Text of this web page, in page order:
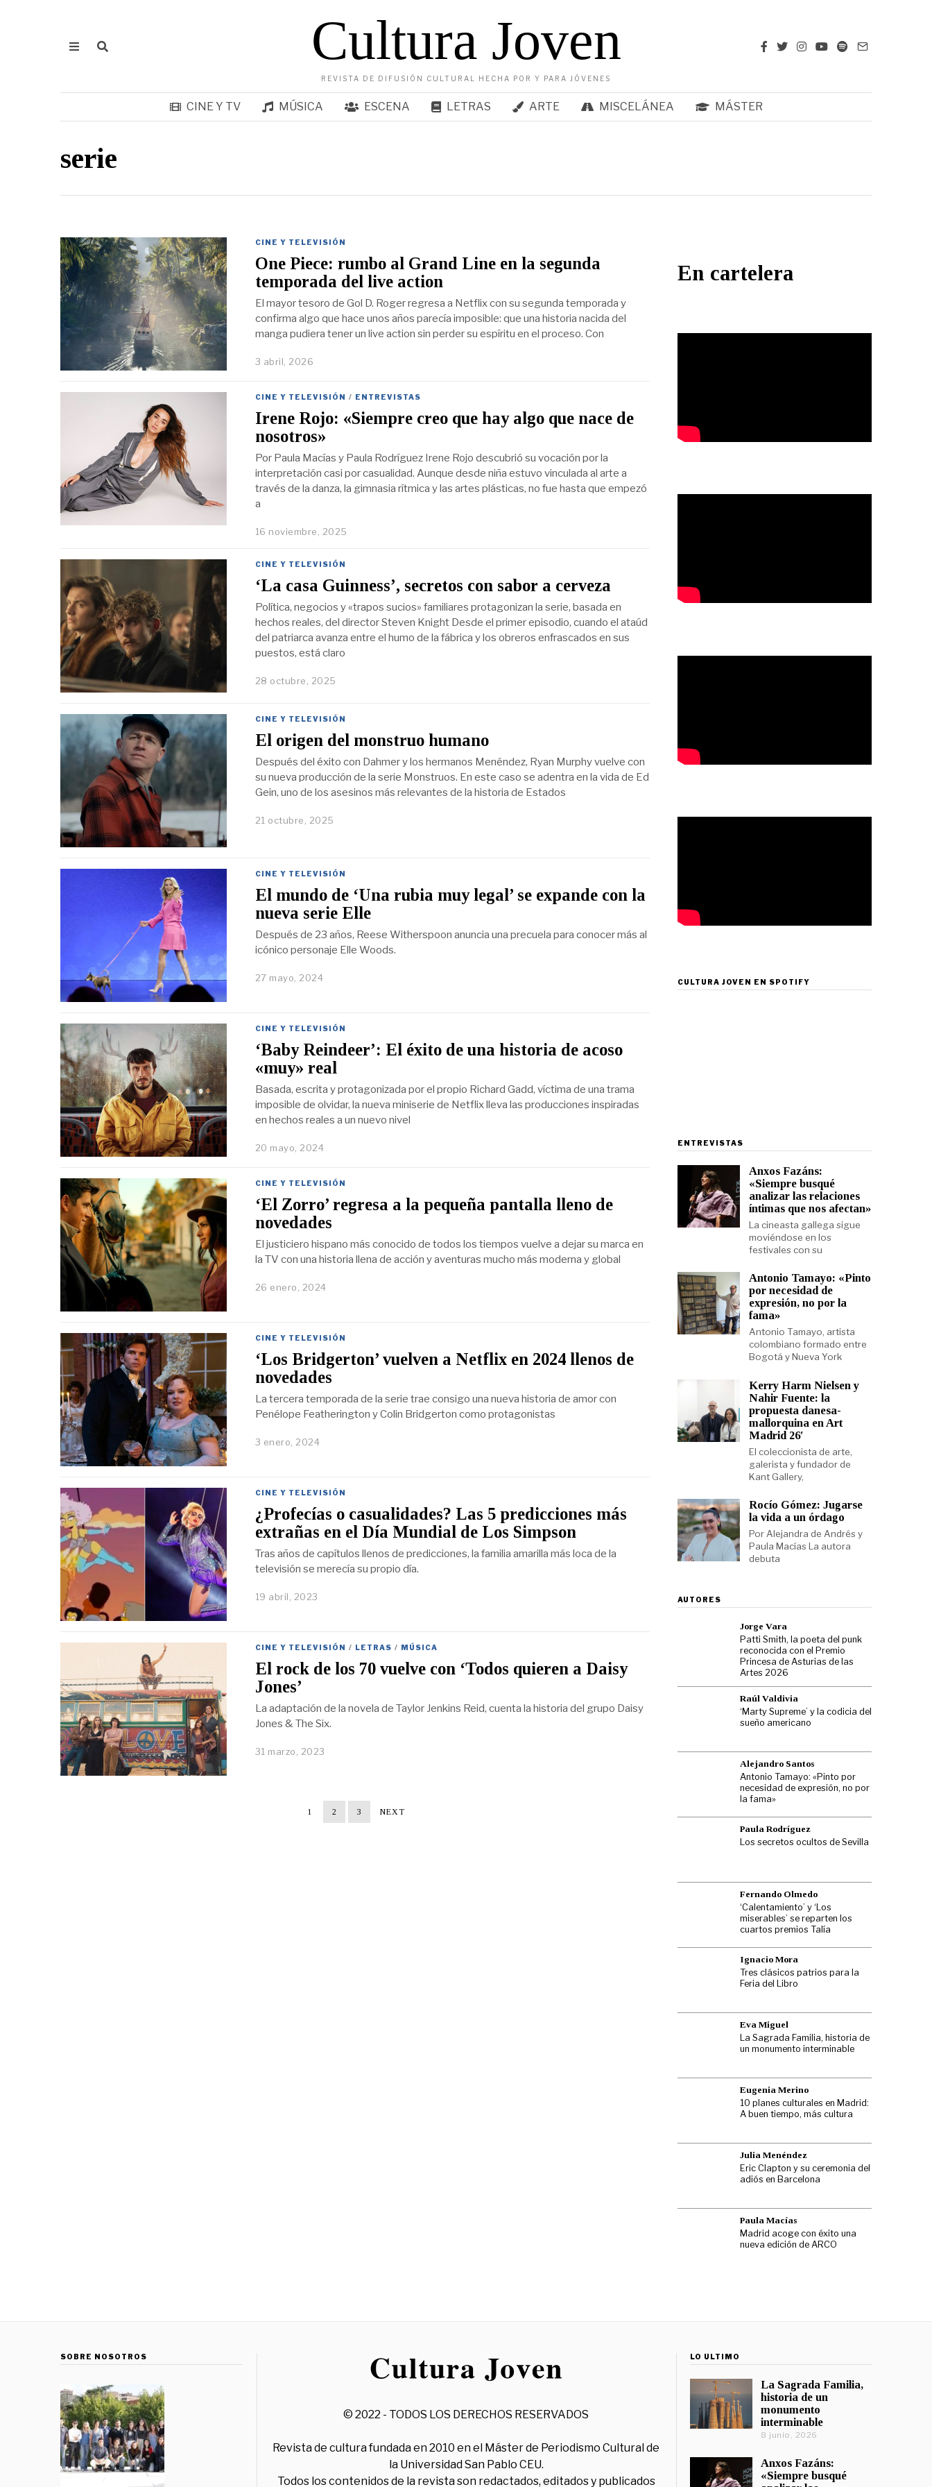
Cultura Joven
REVISTA DE DIFUSIÓN CULTURAL HECHA POR Y PARA JÓVENES
CINE Y TV MÚSICA ESCENA LETRAS ARTE MISCELÁNEA MÁSTER
serie
CINE Y TELEVISIÓN
One Piece: rumbo al Grand Line en la segunda
temporada del live action
El mayor tesoro de Gol D. Roger regresa a Netflix con su segunda temporada y
confirma algo que hace unos años parecía imposible: que una historia nacida del
manga pudiera tener un live action sin perder su espíritu en el proceso. Con
3 abril, 2026
CINE Y TELEVISIÓN / ENTREVISTAS
Irene Rojo: «Siempre creo que hay algo que nace de
nosotros»
Por Paula Macías y Paula Rodríguez Irene Rojo descubrió su vocación por la
interpretación casi por casualidad. Aunque desde niña estuvo vinculada al arte a
través de la danza, la gimnasia rítmica y las artes plásticas, no fue hasta que empezó
a
16 noviembre, 2025
CINE Y TELEVISIÓN
‘La casa Guinness’, secretos con sabor a cerveza
Política, negocios y «trapos sucios» familiares protagonizan la serie, basada en
hechos reales, del director Steven Knight Desde el primer episodio, cuando el ataúd
del patriarca avanza entre el humo de la fábrica y los obreros enfrascados en sus
puestos, está claro
28 octubre, 2025
CINE Y TELEVISIÓN
El origen del monstruo humano
Después del éxito con Dahmer y los hermanos Menéndez, Ryan Murphy vuelve con
su nueva producción de la serie Monstruos. En este caso se adentra en la vida de Ed
Gein, uno de los asesinos más relevantes de la historia de Estados
21 octubre, 2025
CINE Y TELEVISIÓN
El mundo de ‘Una rubia muy legal’ se expande con la
nueva serie Elle
Después de 23 años, Reese Witherspoon anuncia una precuela para conocer más al
icónico personaje Elle Woods.
27 mayo, 2024
CINE Y TELEVISIÓN
‘Baby Reindeer’: El éxito de una historia de acoso
«muy» real
Basada, escrita y protagonizada por el propio Richard Gadd, víctima de una trama
imposible de olvidar, la nueva miniserie de Netflix lleva las producciones inspiradas
en hechos reales a un nuevo nivel
20 mayo, 2024
CINE Y TELEVISIÓN
‘El Zorro’ regresa a la pequeña pantalla lleno de
novedades
El justiciero hispano más conocido de todos los tiempos vuelve a dejar su marca en
la TV con una historia llena de acción y aventuras mucho más moderna y global
26 enero, 2024
CINE Y TELEVISIÓN
‘Los Bridgerton’ vuelven a Netflix en 2024 llenos de
novedades
La tercera temporada de la serie trae consigo una nueva historia de amor con
Penélope Featherington y Colin Bridgerton como protagonistas
3 enero, 2024
CINE Y TELEVISIÓN
¿Profecías o casualidades? Las 5 predicciones más
extrañas en el Día Mundial de Los Simpson
Tras años de capítulos llenos de predicciones, la familia amarilla más loca de la
televisión se merecía su propio día.
19 abril, 2023
CINE Y TELEVISIÓN / LETRAS / MÚSICA
El rock de los 70 vuelve con ‘Todos quieren a Daisy
Jones’
La adaptación de la novela de Taylor Jenkins Reid, cuenta la historia del grupo Daisy
Jones & The Six.
31 marzo, 2023
1 2 3 NEXT
En cartelera
CULTURA JOVEN EN SPOTIFY
ENTREVISTAS
Anxos Fazáns:
«Siempre busqué
analizar las relaciones
íntimas que nos afectan»
La cineasta gallega sigue
moviéndose en los
festivales con su
Antonio Tamayo: «Pinto
por necesidad de
expresión, no por la
fama»
Antonio Tamayo, artista
colombiano formado entre
Bogotá y Nueva York
Kerry Harm Nielsen y
Nahir Fuente: la
propuesta danesa-
mallorquina en Art
Madrid 26′
El coleccionista de arte,
galerista y fundador de
Kant Gallery,
Rocío Gómez: Jugarse
la vida a un órdago
Por Alejandra de Andrés y
Paula Macías La autora
debuta
AUTORES
Jorge Vara
Patti Smith, la poeta del punk
reconocida con el Premio
Princesa de Asturias de las
Artes 2026
Raúl Valdivia
‘Marty Supreme’ y la codicia del
sueño americano
Alejandro Santos
Antonio Tamayo: «Pinto por
necesidad de expresión, no por
la fama»
Paula Rodríguez
Los secretos ocultos de Sevilla
Fernando Olmedo
‘Calentamiento’ y ‘Los
miserables’ se reparten los
cuartos premios Talía
Ignacio Mora
Tres clásicos patrios para la
Feria del Libro
Eva Miguel
La Sagrada Familia, historia de
un monumento interminable
Eugenia Merino
10 planes culturales en Madrid:
A buen tiempo, más cultura
Julia Menéndez
Eric Clapton y su ceremonia del
adiós en Barcelona
Paula Macías
Madrid acoge con éxito una
nueva edición de ARCO
SOBRE NOSOTROS
© 2022 - TODOS LOS DERECHOS RESERVADOS
Revista de cultura fundada en 2010 en el Máster de Periodismo Cultural de
la Universidad San Pablo CEU.
Todos los contenidos de la revista son redactados, editados y publicados
LO ÚLTIMO
La Sagrada Familia,
historia de un
monumento
interminable
8 junio, 2026
Anxos Fazáns:
«Siempre busqué